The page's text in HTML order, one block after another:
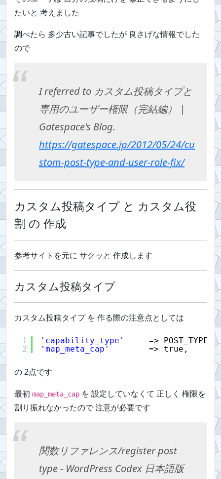
たいと 考えました
調べたら 多少古い記事でしたが 良さげな情報でした
ので
I referred to カスタム投稿タイプと
専用のユーザー権限（完結編） |
Gatespace's Blog.
https://gatespace.jp/2012/05/24/cu
stom-post-type-and-user-role-fix/
カスタム投稿タイプ と カスタム役
割 の 作成
参考サイトを元に サクッと 作成します
カスタム投稿タイプ
カスタム投稿タイプ を 作る際の注意点としては
1
2
'capability_type'
=> POST_TYPE,
'map_meta_cap'
=> true,
の 2点です
最初 map_meta_cap を 設定していなくて 正しく 権限を
割り振れなかったので 注意が必要です
関数リファレンス/register post
type - WordPress Codex 日本語版